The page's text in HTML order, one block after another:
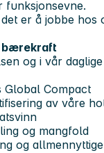
funksjonsevne.
er å jobbe hos
bærekraft
og i vår
Global Compact
av våre
og mangfold
og